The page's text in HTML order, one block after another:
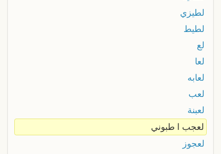
لطيزي
لطيط
لع
لعا
لعابه
لعب
لعبنة
لعجب ا طبوني
لعجوز